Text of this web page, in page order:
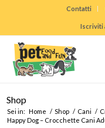
Contatti
Iscriviti
Shop
Sei in: Home / Shop / Cani /
Happy Dog – Crocchette Cani